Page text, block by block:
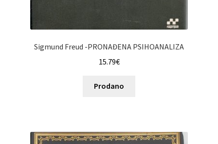
Sigmund Freud -PRONAĐENA PSIHOANALIZA
15.79€
Prodano